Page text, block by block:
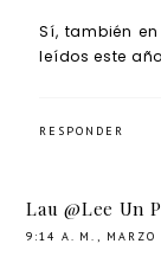
Sí, también
leídos este
RESPONDER
Lau @Lee Un
9:14 A. M., MARZO